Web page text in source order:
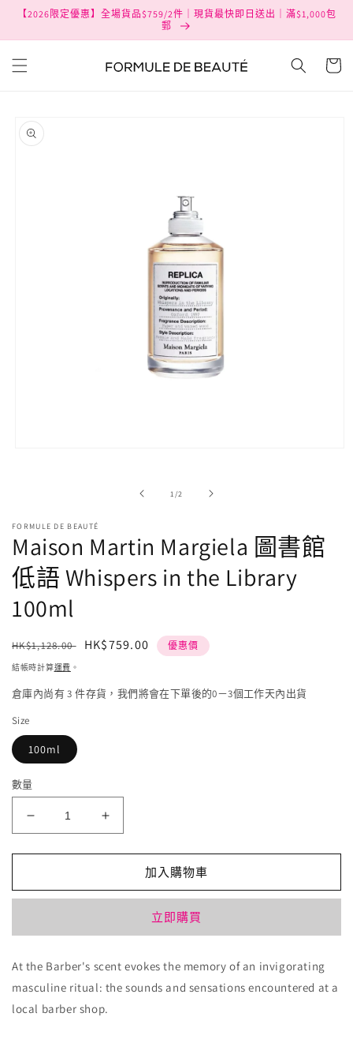
跳至內
【2026限定優惠】全場貨品$759/2件｜現貨最快即日送出｜滿$1,000包
郵
購
物
略過產
品資訊
中
開
多
媒
體
1
1//2
FORMULE DE BEAUTÉ
Maison Martin Margiela 圖書館
低語 Whispers in the Library
100ml
定
價
HK$1,128.00
售
HK$759.00 優惠價
結帳時計算運費 。
倉庫內尚有 3 件存貨，我們將會在下單後的0－3個工作天內出貨
Size
100ml
數量
Maison
Martin
Margiela
書
低
語
Whispers
in
the
Maison
Martin
Margiela
書
低
Whispers
in
the
加入購物車
立即購買
At the Barber's scent evokes the memory of an invigorating
masculine ritual: the sounds and sensations encountered at a
local barber shop.